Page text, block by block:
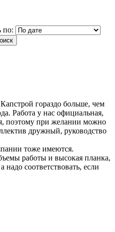
по:
гораздо больше, чем
Работа у нас официальная,
поэтому при желании можно
дружный, руководство
тоже имеются.
работы и высокая планка,
соответствовать, если